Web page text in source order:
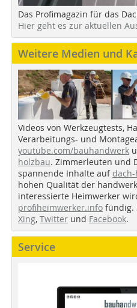
Das Profimagazin für das
Hier geht es zur aktuellen
Weitere Medien und
Videos von Werkzeugtests,
Verarbeitungs- und
youtube.com/bauhandwerk
holzbau. Zimmerleuten und
spannende Inhalte auf
hohen Qualität der
interessierte Heimwerker
profiheimwerker.info fündig.
Xing, Twitter und Facebook.
Service